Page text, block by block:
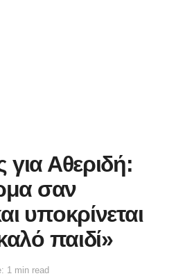
Αθεριδή:
σαν
υποκρίνεται
παιδί»
1 min read